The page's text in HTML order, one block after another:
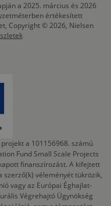
a 2025. március és 2026
értékesített
Copyright © 2026, Nielsen
a 101156968. számú
Fund Small Scale Projects
finanszírozást. A kifejtett
szerző(k) véleményét tükrözik,
vagy az Európai Éghajlat-
Végrehajtó Ügynökség